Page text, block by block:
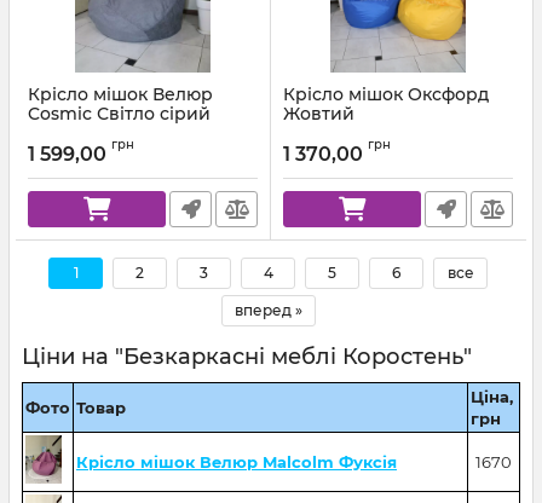
Крісло мішок Велюр
Cosmic Світло сірий
1 599,00 грн
Крісло мішок Оксфорд
Жовтий
1 370,00 грн
1 2 3 4 5 6 все
вперед »
Ціни на "Безкаркасні меблі Коростень"
Фото Товар
Ціна,
грн
Крісло мішок Велюр Malcolm Фуксія 1670